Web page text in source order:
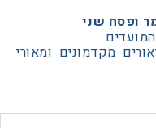
שני
ומאורי